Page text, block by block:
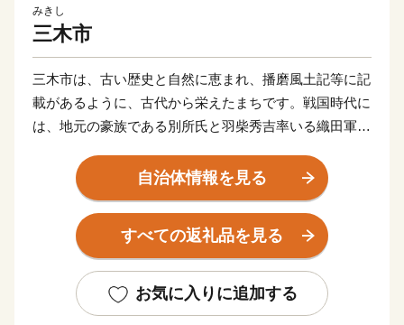
みきし
三木市
三木市は、古い歴史と自然に恵まれ、播磨風土記等に記
載があるように、古代から栄えたまちです。戦国時代に
は、地元の豪族である別所氏と羽柴秀吉率いる織田軍に
が、秀吉の復興政策により今日の金物産業の発展の基礎
が作られました。
神戸市の北西隣にあり、中国道・山陽道の3つのICがあ
る交通の要衝です。
★ABCテレビのニュース情報番組「キャスト」で「吉
川運輸(有) 」の“よかわ錦うなぎ” が紹介されました！
自治体情報を見る
すべての返礼品を見る
お気に入りに追加する